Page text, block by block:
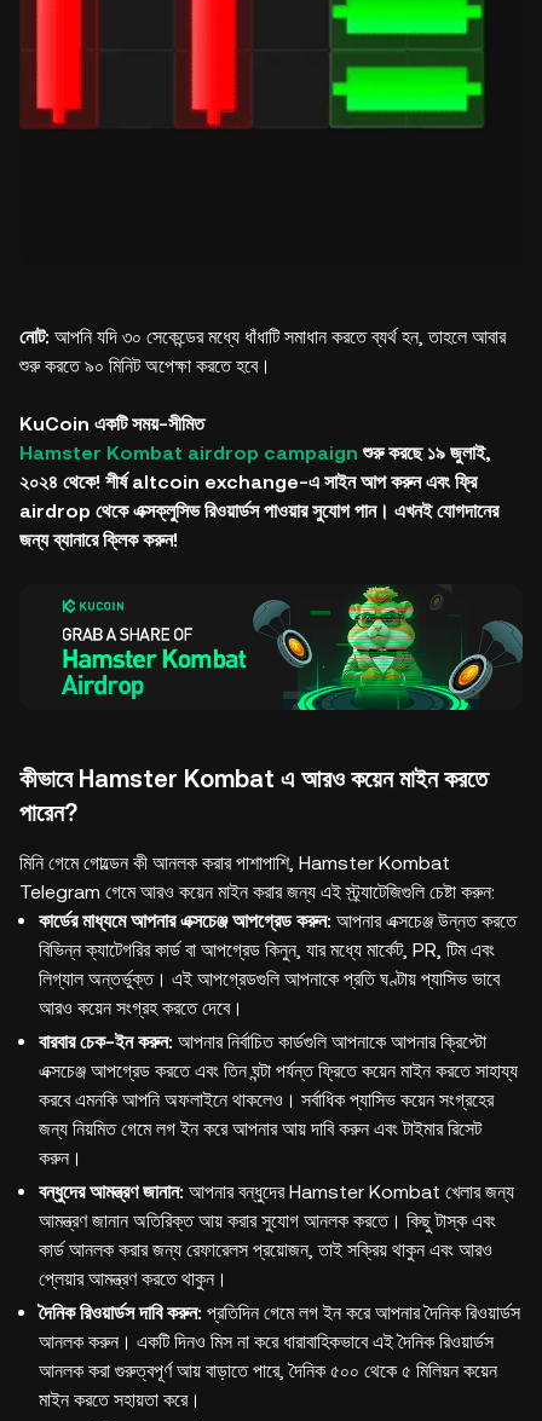
নোট: আপনি যদি ৩০ সেকেন্ডের মধ্যে ধাঁধাটি সমাধান করতে ব্যর্থ হন, তাহলে আবার
শুরু করতে ৯০ মিনিট অপেক্ষা করতে হবে।
KuCoin একটি সময়-সীমিত
Hamster Kombat airdrop campaign শুরু করছে ১৯ জুলাই,
২০২৪ থেকে! শীর্ষ altcoin exchange-এ সাইন আপ করুন এবং ফ্রি
airdrop থেকে এক্সক্লুসিভ রিওয়ার্ডস পাওয়ার সুযোগ পান। এখনই যোগদানের
জন্য ব্যানারে ক্লিক করুন!
কীভাবে Hamster Kombat এ আরও কয়েন মাইন করতে
পারেন?
মিনি গেমে গোল্ডেন কী আনলক করার পাশাপাশি, Hamster Kombat
Telegram গেমে আরও কয়েন মাইন করার জন্য এই স্ট্র্যাটেজিগুলি চেষ্টা করুন:
কার্ডের মাধ্যমে আপনার এক্সচেঞ্জ আপগ্রেড করুন: আপনার এক্সচেঞ্জ উন্নত করতে
বিভিন্ন ক্যাটেগরির কার্ড বা আপগ্রেড কিনুন, যার মধ্যে মার্কেট, PR, টিম এবং
লিগ্যাল অন্তর্ভুক্ত। এই আপগ্রেডগুলি আপনাকে প্রতি ঘণ্টায় প্যাসিভ ভাবে
আরও কয়েন সংগ্রহ করতে দেবে।
বারবার চেক-ইন করুন: আপনার নির্বাচিত কার্ডগুলি আপনাকে আপনার ক্রিপ্টো
এক্সচেঞ্জ আপগ্রেড করতে এবং তিন ঘন্টা পর্যন্ত ফ্রিতে কয়েন মাইন করতে সাহায্য
করবে এমনকি আপনি অফলাইনে থাকলেও। সর্বাধিক প্যাসিভ কয়েন সংগ্রহের
জন্য নিয়মিত গেমে লগ ইন করে আপনার আয় দাবি করুন এবং টাইমার রিসেট
করুন।
বন্ধুদের আমন্ত্রণ জানান: আপনার বন্ধুদের Hamster Kombat খেলার জন্য
আমন্ত্রণ জানান অতিরিক্ত আয় করার সুযোগ আনলক করতে। কিছু টাস্ক এবং
কার্ড আনলক করার জন্য রেফারেলস প্রয়োজন, তাই সক্রিয় থাকুন এবং আরও
প্লেয়ার আমন্ত্রণ করতে থাকুন।
দৈনিক রিওয়ার্ডস দাবি করুন: প্রতিদিন গেমে লগ ইন করে আপনার দৈনিক রিওয়ার্ডস
আনলক করুন। একটি দিনও মিস না করে ধারাবাহিকভাবে এই দৈনিক রিওয়ার্ডস
আনলক করা গুরুত্বপূর্ণ আয় বাড়াতে পারে, দৈনিক ৫০০ থেকে ৫ মিলিয়ন কয়েন
মাইন করতে সহায়তা করে।